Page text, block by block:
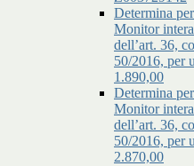
Determina
Monitor
dell’art. 36,
50/2016, per
1.890,00
Determina
Monitor
dell’art. 36,
50/2016, per
2.870,00